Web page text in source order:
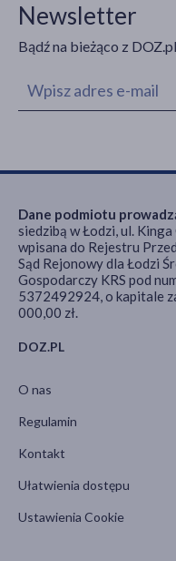
Newsletter
Bądź na bieżąco z DOZ.pl
DOZ.PL
O nas
Regulamin
Kontakt
Ułatwienia dostępu
Ustawienia Cookie
Dane podmiotu
siedzibą w Łodzi, ul.
wpisana do Rejestru
Sąd Rejonowy dla Łodzi
Gospodarczy KRS pod
5372492924, o kapitale
000,00 zł.